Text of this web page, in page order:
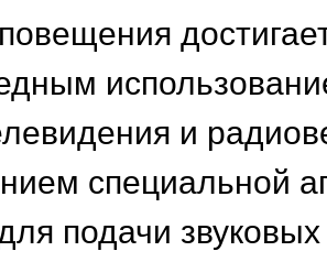
и
специальной
подачи